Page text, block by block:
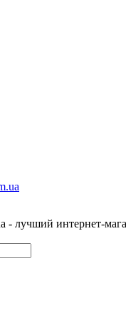
- лучший интернет-